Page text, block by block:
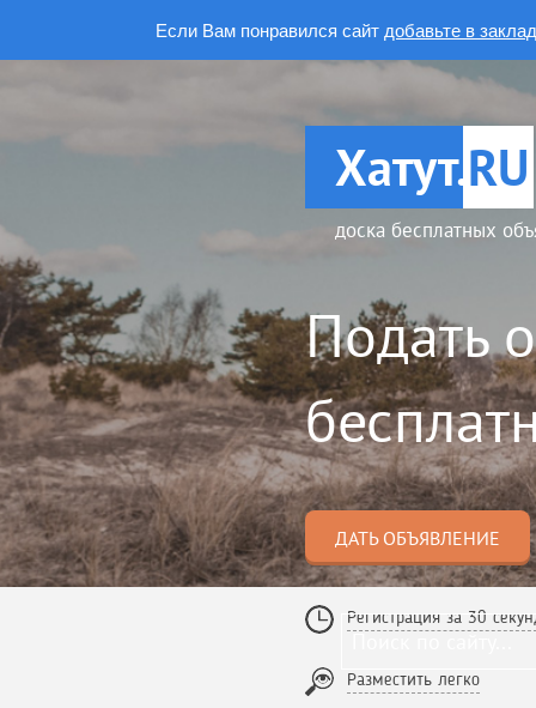
Если Вам понравился сайт добавьте в
Хатут.RU
доска бесплатных
Подать
ДАТЬ ОБЪЯВЛЕНИЕ
Регистрация за 30
Разместить легко